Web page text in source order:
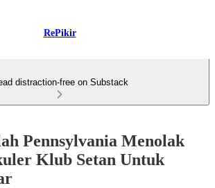
RePikir
distraction-free on Substack
Pennsylvania Menolak
Klub Setan Untuk